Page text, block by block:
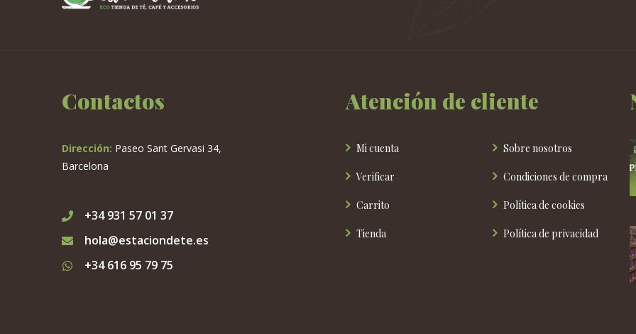
Contactos
Dirección: Paseo Sant Gervasi 34,
Barcelona
+34 931 57 01 37
hola@estaciondete.es
+34 616 95 79 75
Atención de cliente
Mi cuenta
Verificar
Carrito
Tienda
Sobre nosotros
Condiciones de compra
Política de cookies
Política de privacidad